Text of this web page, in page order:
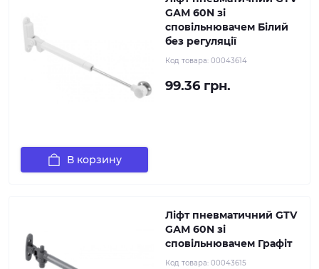
GАМ 60N зі
сповільнювачем Білий
без регуляції
Код товара: 00043614
99.36 грн.
В корзину
Ліфт пневматичний GTV
GАМ 60N зі
сповільнювачем Графіт
Код товара: 00043615